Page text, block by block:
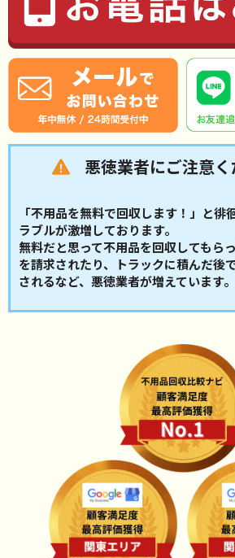
悪徳業者にご注意
「不用品を無料で回収します！」と徘
ラブルが激増しております。
無料だと思って不用品を回収してもら
を請求されたり、トラックに積んだ後
されるなど、悪徳業者が増えています。